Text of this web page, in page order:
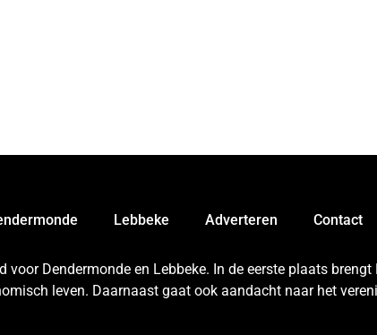
Lebbeke Adverteren Contact
voor Dendermonde en Lebbeke. In de eerste plaats
leven. Daarnaast gaat ook aandacht naar het